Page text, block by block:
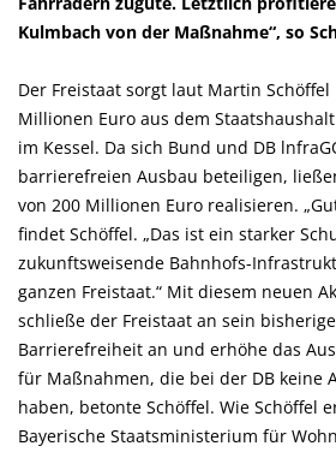
Kulmbach von der Maßnahme“, so
Der Freistaat sorgt laut Martin
Millionen Euro aus dem
im Kessel. Da sich Bund und DB
barrierefreien Ausbau beteiligen,
von 200 Millionen Euro realisieren.
findet Schöffel. „Das ist ein starker
zukunftsweisende Bahnhofs-
ganzen Freistaat.“ Mit diesem neuen
schließe der Freistaat an sein
Barrierefreiheit an und erhöhe das
für Maßnahmen, die bei der DB keine
haben, betonte Schöffel. Wie Schöffel
Bayerische Staatsministerium für